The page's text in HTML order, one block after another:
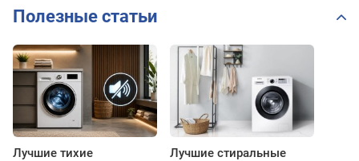
Полезные статьи
Лучшие тихие
Лучшие стиральные